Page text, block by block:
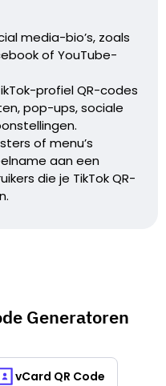
media-bio’s, zoals
of YouTube-
profiel QR-codes
pop-ups, sociale
of menu’s
aan een
die je TikTok QR-
Generatoren
vCard QR Code